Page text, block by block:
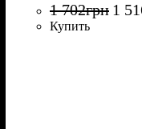
1 702грн 1
Купить